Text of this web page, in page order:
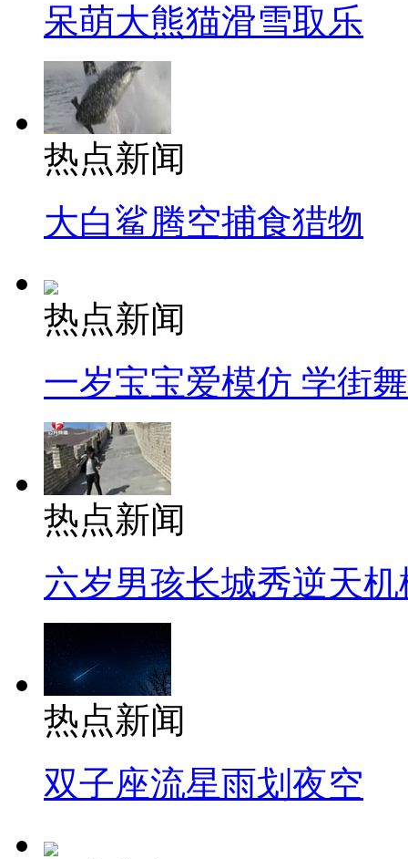
呆萌大熊猫滑雪取乐
热点新闻
大白鲨腾空捕食猎物
热点新闻
一岁宝宝爱模仿 学街
热点新闻
六岁男孩长城秀逆天机
热点新闻
双子座流星雨划夜空